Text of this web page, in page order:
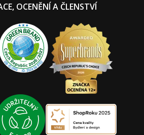
OCENĚNÍ A ČLENSTVÍ